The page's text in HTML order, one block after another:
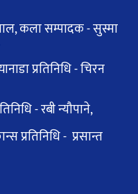
कला सम्पादक - सुस्मा
प्रतिनिधि - चिरन
- रबी न्यौपाने,
प्रतिनिधि - प्रसान्त